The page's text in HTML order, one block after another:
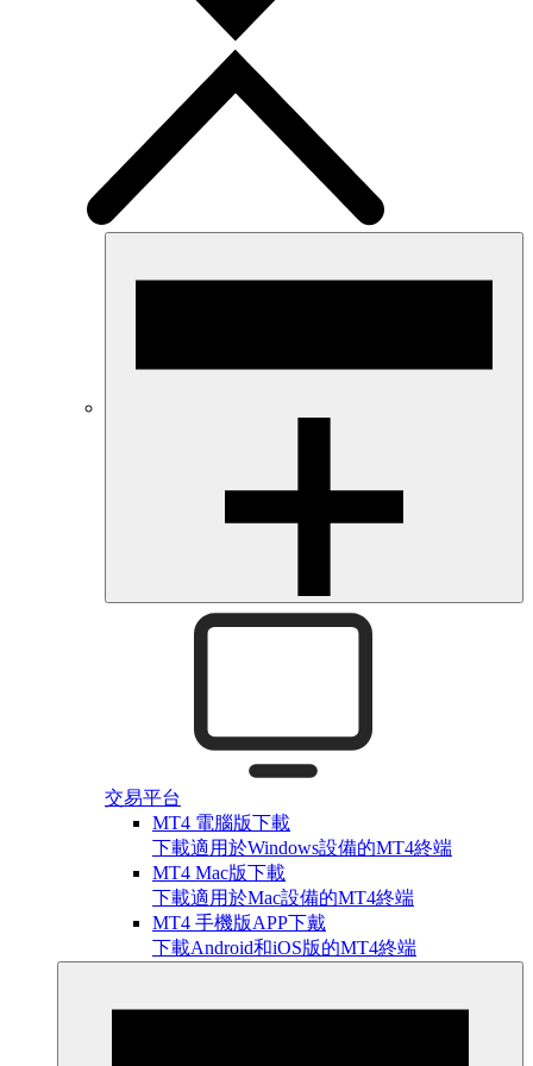
交易平台
MT4 電腦版下載
下載適用於Windows設備的MT4終端
MT4 Mac版下載
下載適用於Mac設備的MT4終端
MT4 手機版APP下戴
下載Android和iOS版的MT4終端